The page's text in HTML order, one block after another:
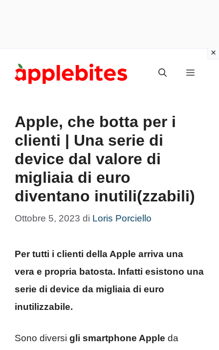
Menu
Apple, che botta per i
clienti | Una serie di
device dal valore di
migliaia di euro
diventano inutili(zzabili)
Ottobre 5, 2023 di Loris Porciello
Per tutti i clienti della Apple arriva una
vera e propria batosta. Infatti esistono una
serie di device da migliaia di euro
inutilizzabile.
Sono diversi gli smartphone Apple da